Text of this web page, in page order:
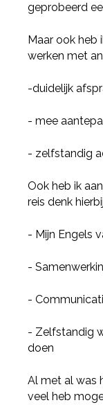
geprobeerd
Maar ook heb
werken met
-duidelijk
- mee
- zelfstandig
Ook heb ik
reis denk
- Mijn Engels
-
-
- Zelfstandig
doen
Al met al was
veel heb